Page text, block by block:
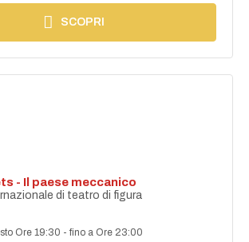
SCOPRI
- Il paese meccanico
di teatro di figura
Ore 19:30 -fino a Ore 23:00